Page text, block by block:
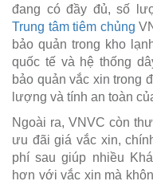
đang có đầy đủ, số
Trung tâm tiêm chủng
bảo quản trong kho
quốc tế và hệ thống
bảo quản vắc xin trong
lượng và tính an toàn
Ngoài ra, VNVC còn
ưu đãi giá vắc xin,
phí sau giúp nhiều
hơn với vắc xin mà